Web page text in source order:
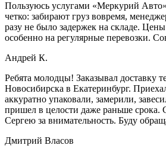
Пользуюсь услугами «Меркурий
четко: забирают груз вовремя,
разу не было задержек на складе.
особенно на регулярные перевозки.
Андрей К.
Ребята молодцы! Заказывал доставку
Новосибирска в Екатеринбург.
аккуратно упаковали, замерили,
пришел в целости даже раньше срока.
Сергею за внимательность. Буду
Дмитрий Власов